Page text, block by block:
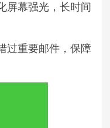
屏幕强光，长时间
过重要邮件，保障